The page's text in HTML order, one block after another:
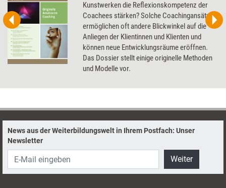
Kunstwerken die Reflexionskompetenz der
Coachees stärken? Solche Coachingansätze
ermöglichen oft andere Blickwinkel auf die
Anliegen der Klientinnen und Klienten und
können neue Entwicklungsräume eröffnen.
Das Dossier stellt einige originelle Methoden
und Modelle vor.
News aus der Weiterbildungswelt in Ihrem Postfach: Unser
Newsletter
Weiter